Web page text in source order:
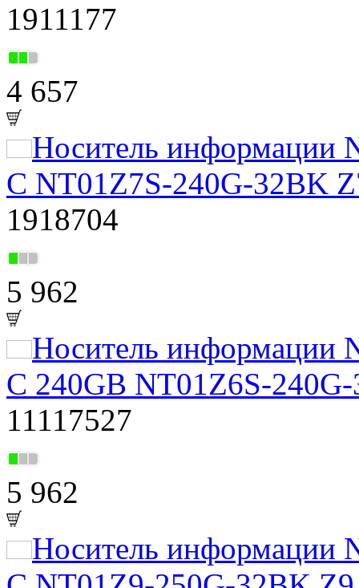
1911177
4 657
Носитель информации
C NT01Z7S-240G-32BK
1918704
5 962
Носитель информации
C 240GB NT01Z6S-
11117527
5 962
Носитель информации